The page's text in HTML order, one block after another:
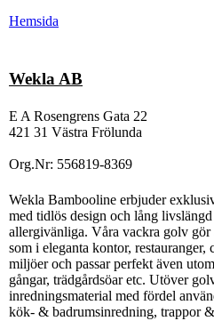
Hemsida
Wekla AB
E A Rosengrens Gata 22
421 31 Västra Frölunda
Org.Nr: 556819-8369
Wekla Bambooline erbjuder
med tidlös design och lång
allergivänliga. Våra vackra golv
som i eleganta kontor,
miljöer och passar perfekt även
gångar, trädgårdsöar etc. Utöver
inredningsmaterial med fördel
kök- & badrumsinredning, trappor